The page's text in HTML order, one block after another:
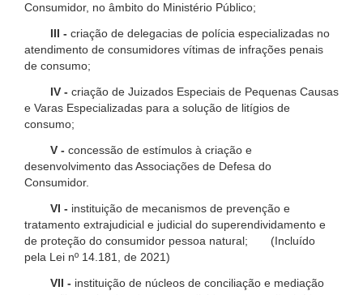
Consumidor, no âmbito do Ministério Público;
III - criação de delegacias de polícia especializadas no
atendimento de consumidores vítimas de infrações penais
de consumo;
IV - criação de Juizados Especiais de Pequenas Causas
e Varas Especializadas para a solução de litígios de
consumo;
V - concessão de estímulos à criação e
desenvolvimento das Associações de Defesa do
Consumidor.
VI - instituição de mecanismos de prevenção e
tratamento extrajudicial e judicial do superendividamento e
de proteção do consumidor pessoa natural; (Incluído
pela Lei nº 14.181, de 2021)
VII - instituição de núcleos de conciliação e mediação